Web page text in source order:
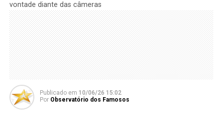
vontade diante das câmeras
Publicado em 10/06/26 15:02
Por Observatório dos Famosos